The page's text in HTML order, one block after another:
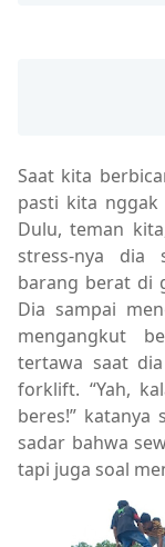
Saat kita
pasti kita nggak
Dulu, teman
stress-nya dia
barang berat di
Dia sampai
mengangkut
tertawa saat
forklift. “Yah,
beres!” katanya
sadar bahwa
tapi juga soal